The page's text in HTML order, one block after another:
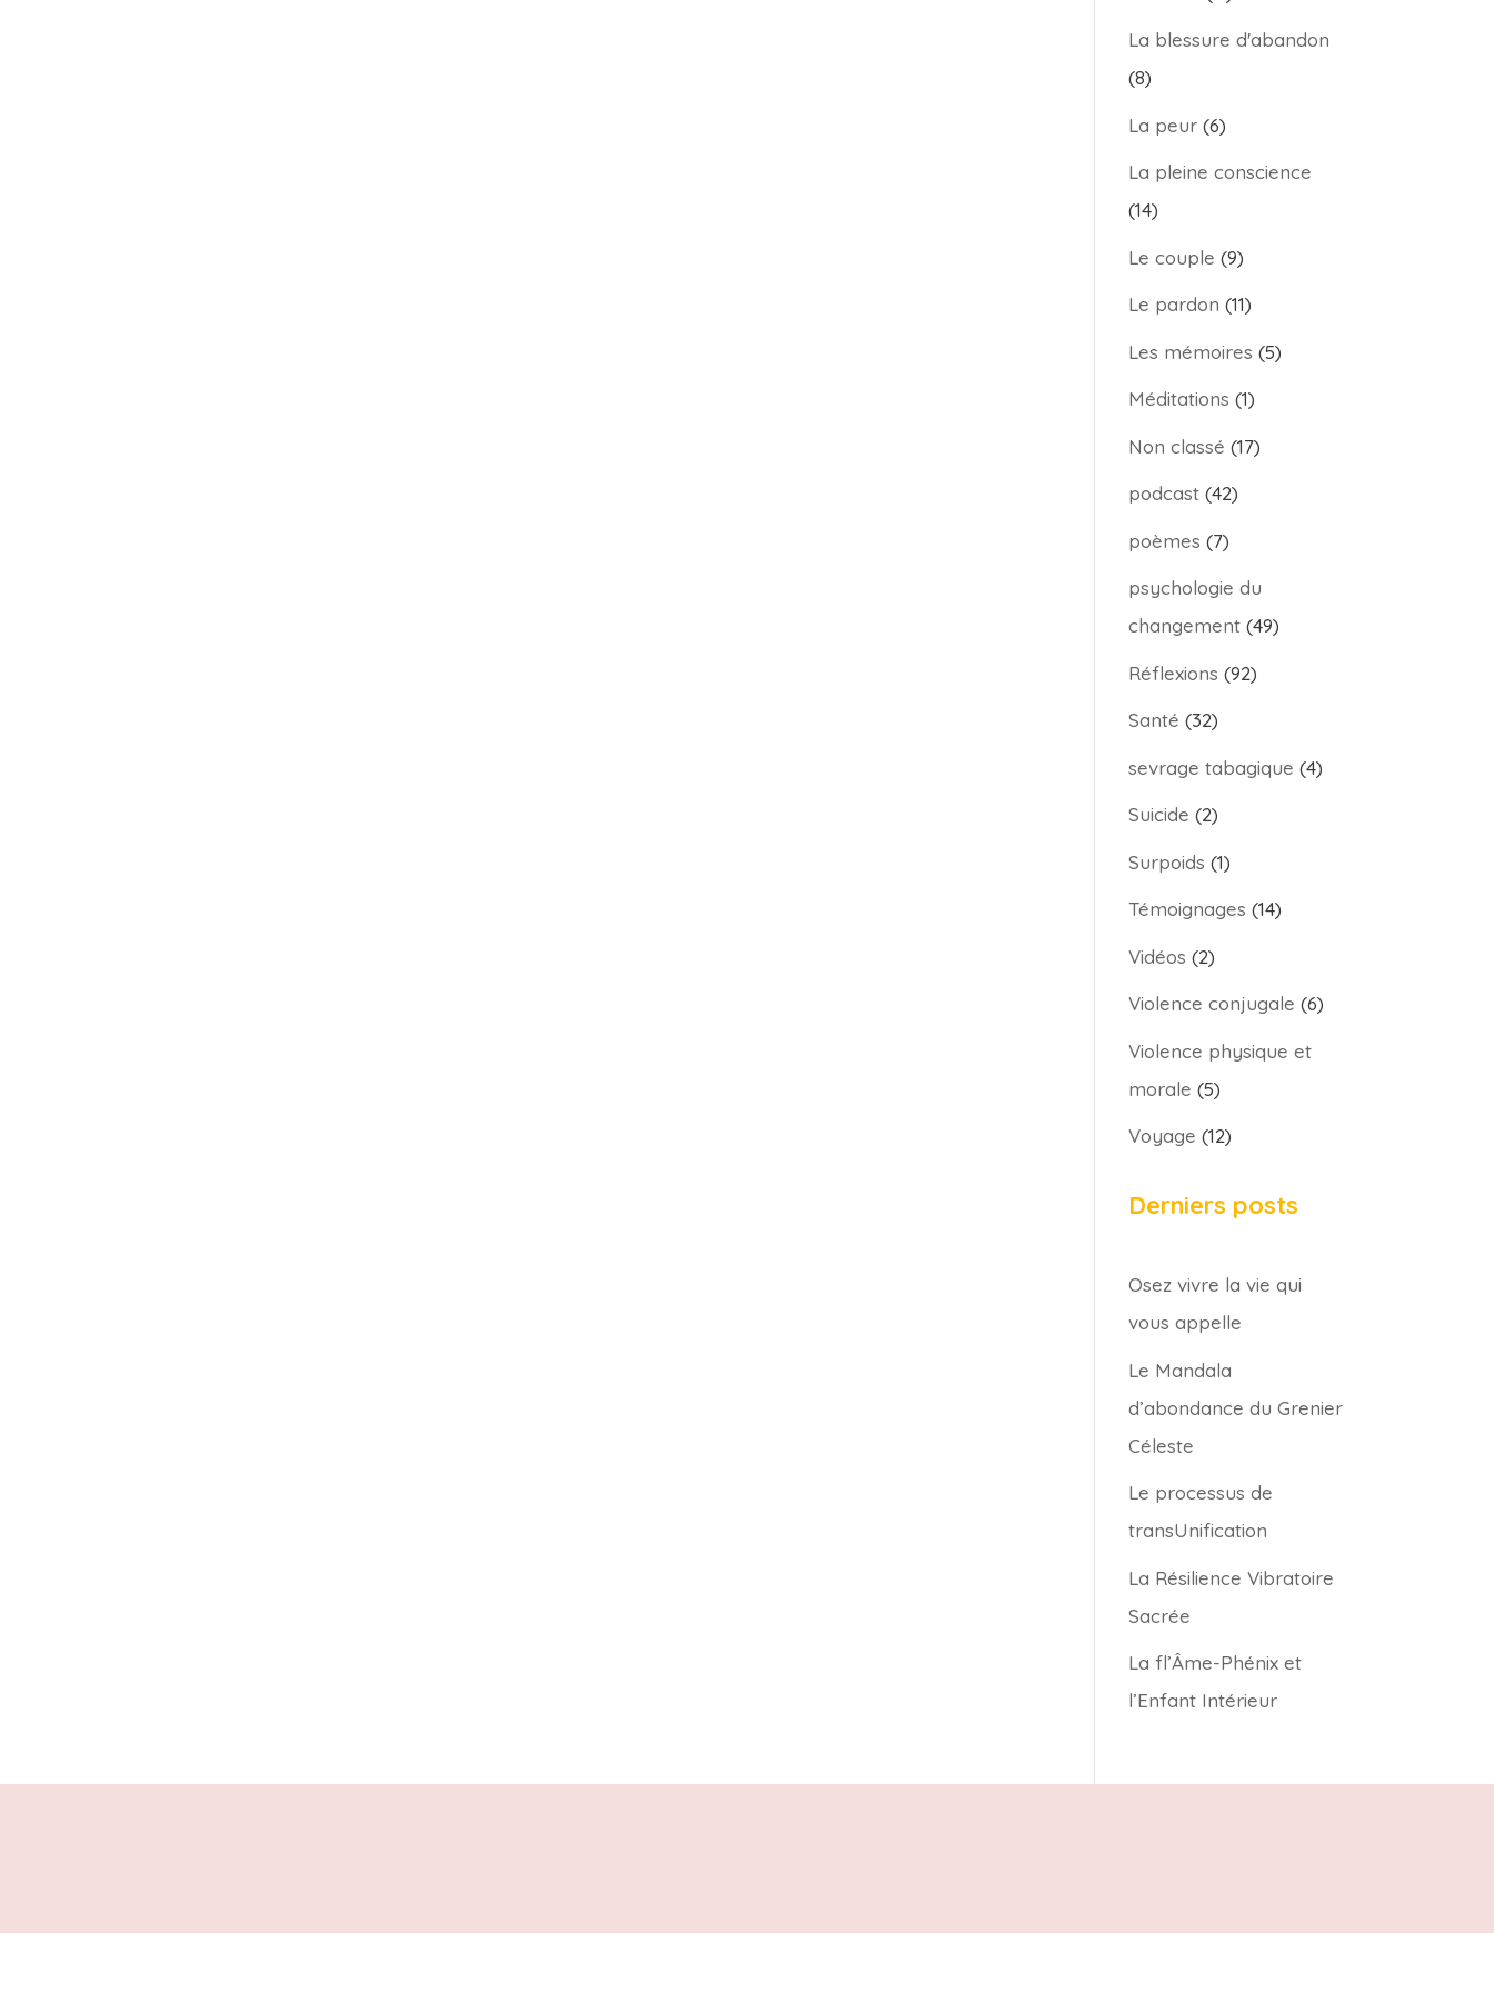
La blessure d'abandon
(8)
La peur (6)
La pleine conscience
(14)
Le couple (9)
Le pardon (11)
Les mémoires (5)
Méditations (1)
Non classé (17)
podcast (42)
poèmes (7)
psychologie du
changement (49)
Réflexions (92)
Santé (32)
sevrage tabagique (4)
Suicide (2)
Surpoids (1)
Témoignages (14)
Vidéos (2)
Violence conjugale (6)
Violence physique et
morale (5)
Voyage (12)
Derniers posts
Osez vivre la vie qui
vous appelle
Le Mandala
d’abondance du Grenier
Céleste
Le processus de
transUnification
La Résilience Vibratoire
Sacrée
La fl’Âme-Phénix et
l’Enfant Intérieur